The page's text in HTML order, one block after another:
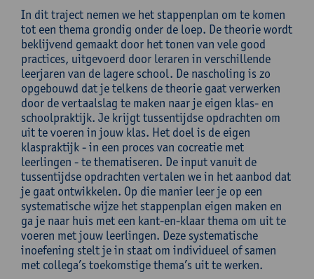
In dit traject nemen we het stappenplan om te komen
tot een thema grondig onder de loep. De theorie wordt
beklijvend gemaakt door het tonen van vele good
practices, uitgevoerd door leraren in verschillende
leerjaren van de lagere school. De nascholing is zo
opgebouwd dat je telkens de theorie gaat verwerken
door de vertaalslag te maken naar je eigen klas- en
schoolpraktijk. Je krijgt tussentijdse opdrachten om
uit te voeren in jouw klas. Het doel is de eigen
klaspraktijk - in een proces van cocreatie met
leerlingen - te thematiseren. De input vanuit de
tussentijdse opdrachten vertalen we in het aanbod dat
je gaat ontwikkelen. Op die manier leer je op een
systematische wijze het stappenplan eigen maken en
ga je naar huis met een kant-en-klaar thema om uit te
voeren met jouw leerlingen. Deze systematische
inoefening stelt je in staat om individueel of samen
met collega’s toekomstige thema’s uit te werken.